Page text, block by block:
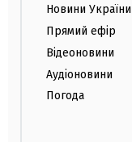
Новини України
Прямий ефір
Відеоновини
Аудіоновини
Погода